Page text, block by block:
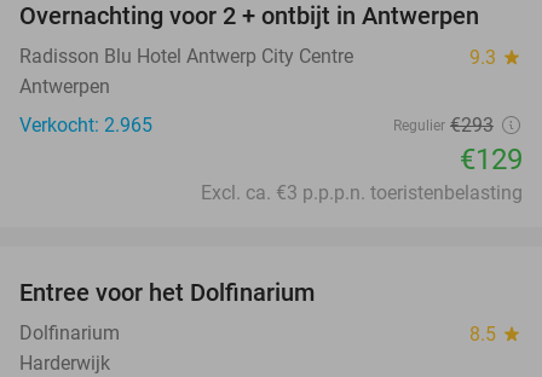
56%
Overnachting voor 2 + ontbijt in Antwerpen
Radisson Blu Hotel Antwerp City Centre 9.3 star
Antwerpen
Verkocht: 2.965
Regulier €293
€129
Excl. ca. €3 p.p.p.n. toeristenbelasting
Entree voor het Dolfinarium
Dolfinarium 8.5 star
Harderwijk